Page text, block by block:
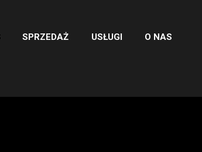
SPRZEDAŻ USŁUGI O NAS